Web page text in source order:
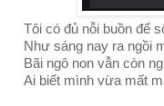
Tôi có đủ nỗi buồn để
Như sáng nay ra ngồi
Bãi ngô non vẫn còn
Ai biết mình vừa mất